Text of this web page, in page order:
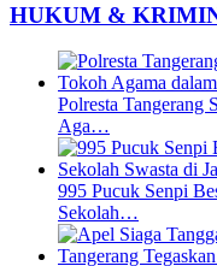
HUKUM &
Polresta
Aga…
995 Pucuk Senpi
Sekolah…